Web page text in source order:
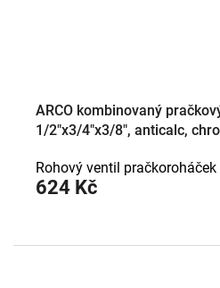
ARCO kombinovaný
1/2"x3/4"x3/8", anticalc,
624 Kč
Rohový ventil pračkoroháček